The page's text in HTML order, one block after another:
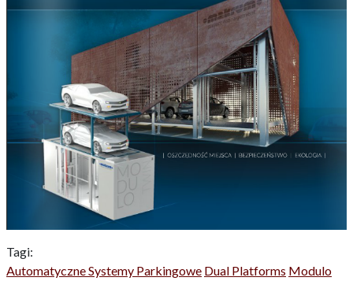
Tagi:
Automatyczne Systemy Parkingowe Dual Platforms Modulo